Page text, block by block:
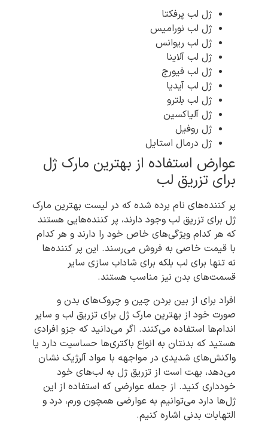
ژل لب پرفکتا
ژل لب نورامیس
ژل لب ریوانس
ژل لب آلاینا
ژل لب فیورج
ژل لب آیدیا
ژل لب بلترو
ژل آلیاکسین
ژل روفیل
ژل درمال استایل
عوارض استفاده از بهترین مارک ژل
برای تزریق لب
پر کننده‌های نام برده شده که در لیست بهترین مارک
ژل برای تزریق لب وجود دارند، پر کننده‌هایی هستند
که هر کدام ویژگی‌های خاص خود را دارند و هر کدام
با قیمت خاصی به فروش می‌رسند. این پر کننده‌ها
نه تنها برای لب بلکه برای شاداب سازی سایر
قسمت‌های بدن نیز مناسب هستند.
افراد برای از بین بردن چین و چروک‌های بدن و
صورت خود از بهترین مارک ژل برای تزریق لب و سایر
اندام‌ها استفاده می‌کنند. اگر می‌دانید که‌ جزو افرادی
هستید که بدنتان به انواع باکتری‌ها حساسیت دارد یا
واکنش‌های شدیدی در مواجهه با مواد آلرژیک نشان
می‌دهد، بهت است از تزریق ژل به لب‌‌های خود
خودداری کنید. از جمله عوارضی که استفاده از این
ژل‌ها دارد می‌توانیم به عوارضی همچون ورم، درد و
التهابات بدنی اشاره کنیم.